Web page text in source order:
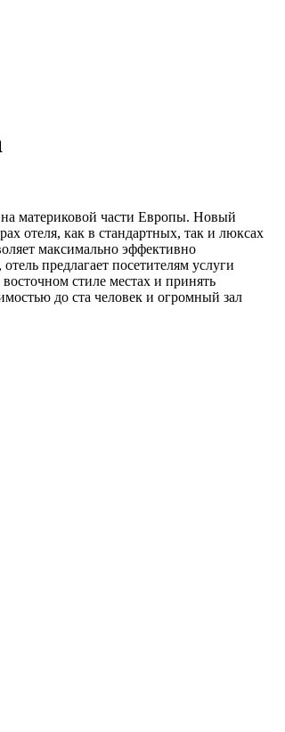
материковой части Европы. Новый
отеля, как в стандартных, так и люксах
максимально эффективно
предлагает посетителям услуги
стиле местах и принять
до ста человек и огромный зал